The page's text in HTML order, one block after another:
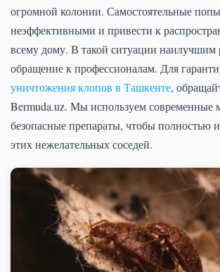
огромной колонии. Самостоятельные
неэффективными и привести к
всему дому. В такой ситуации наилучшим
обращение к профессионалам. Для
уничтожения клопов в Ташкенте,
Bermuda.uz. Мы используем современные
безопасные препараты, чтобы полностью
этих нежелательных соседей.